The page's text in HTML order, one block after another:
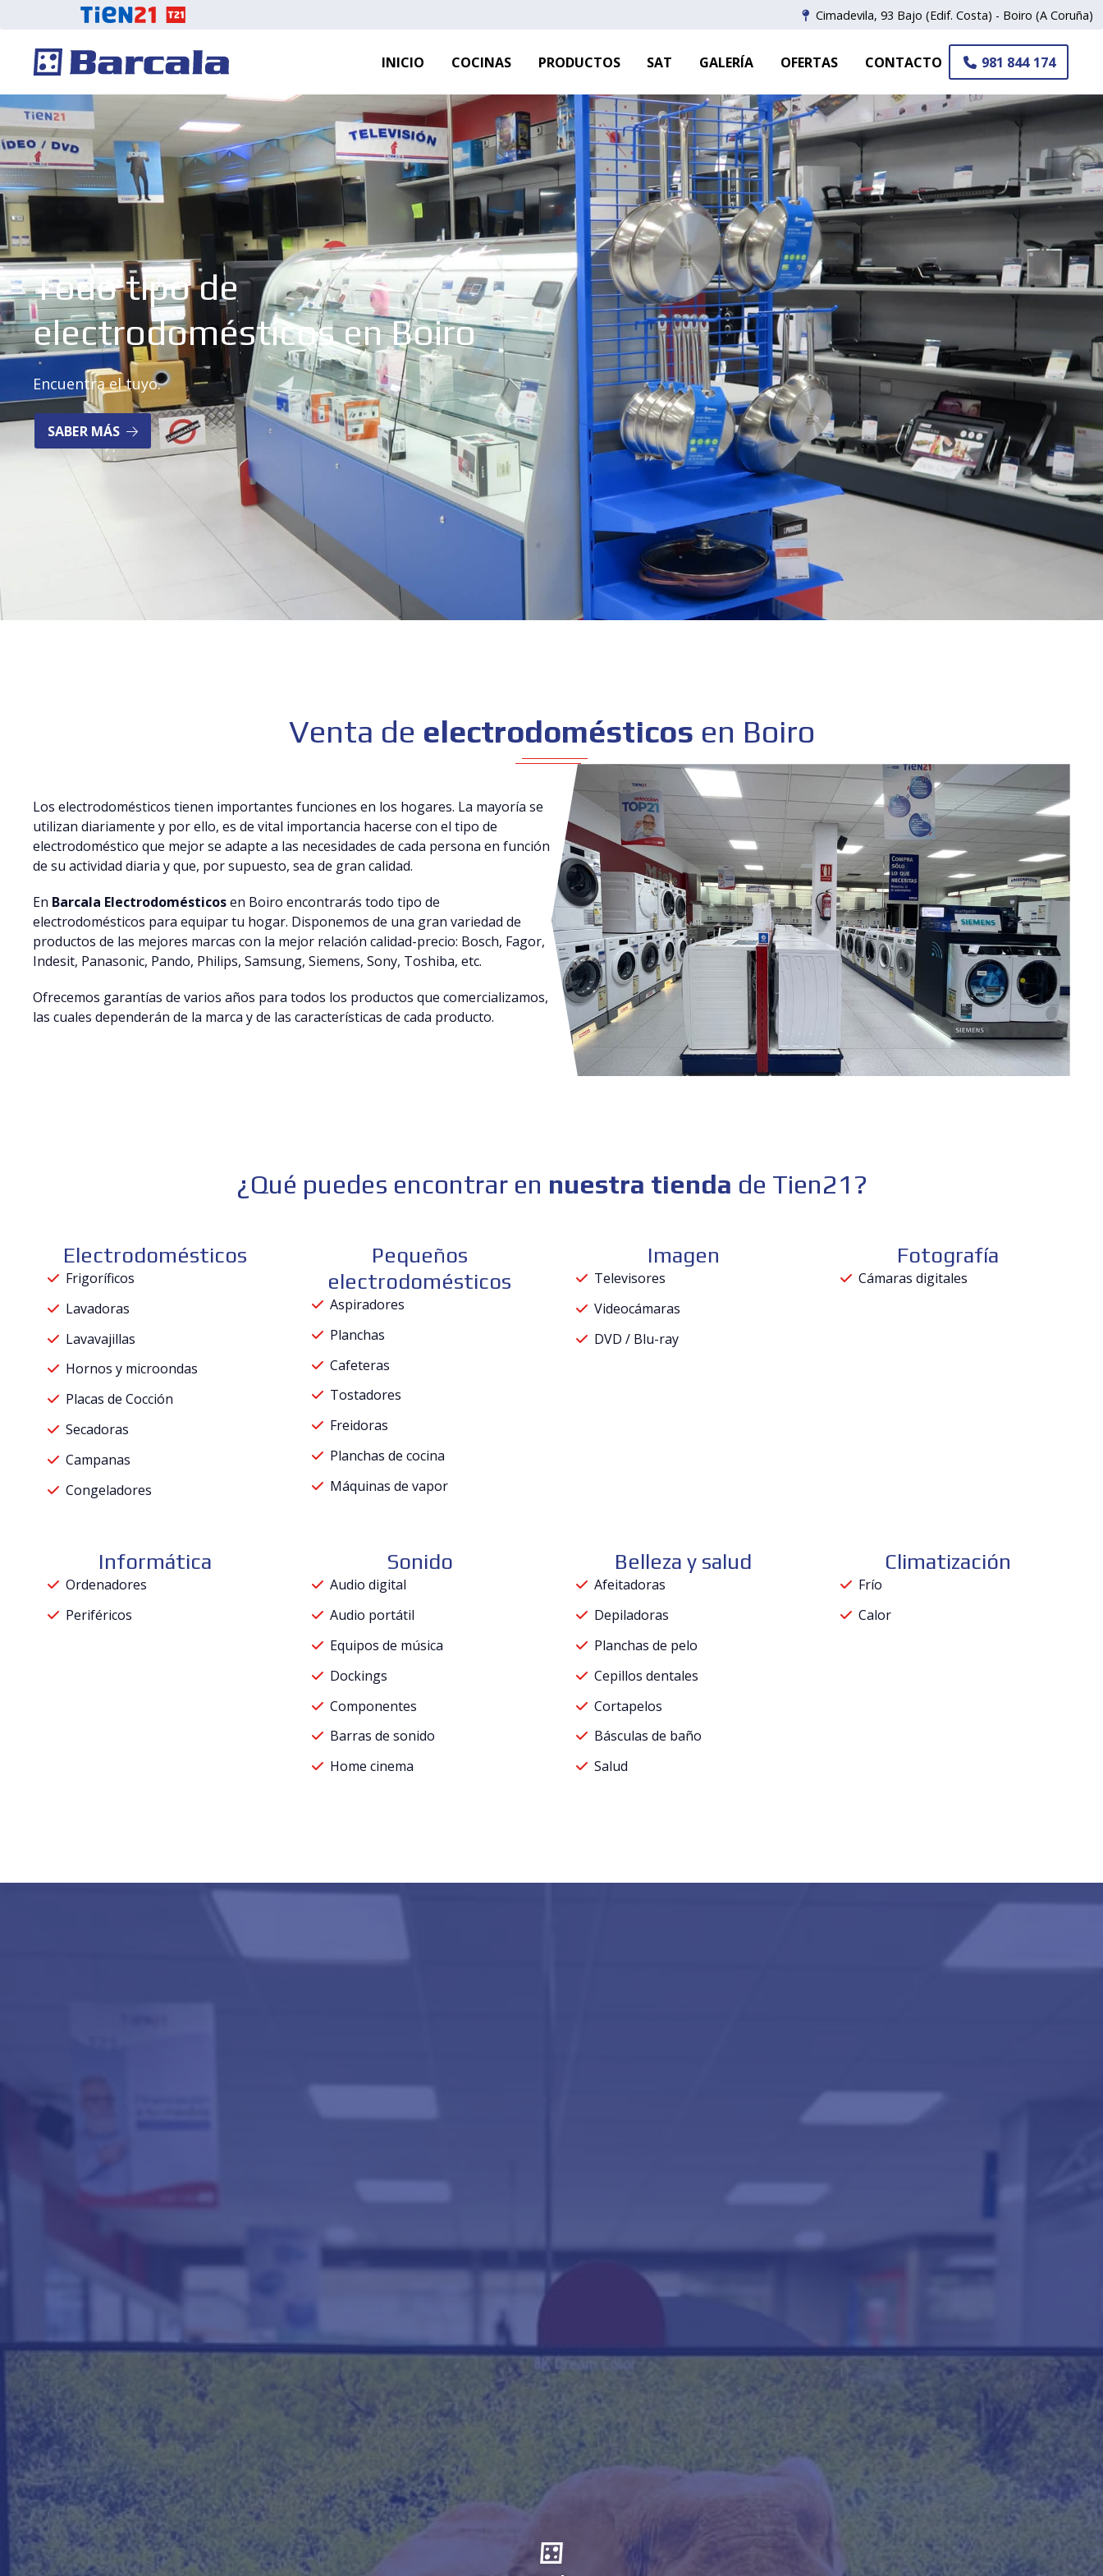
Cimadevila, 93 Bajo (Edif. Costa) - Boiro (A Coruña)
INICIO COCINAS PRODUCTOS SAT GALERÍA OFERTAS CONTACTO 981 844 174
Todo tipo de
electrodomésticos en Boiro
Encuentra el tuyo.
SABER MÁS
Venta de electrodomésticos en Boiro
Los electrodomésticos tienen importantes funciones en los hogares. La mayoría se
utilizan diariamente y por ello, es de vital importancia hacerse con el tipo de
electrodoméstico que mejor se adapte a las necesidades de cada persona en función
de su actividad diaria y que, por supuesto, sea de gran calidad.
En Barcala Electrodomésticosen Boiro encontrarás todo tipo de
electrodomésticos para equipar tu hogar. Disponemos de una gran variedad de
productos de las mejores marcas con la mejor relación calidad-precio: Bosch, Fagor,
Indesit, Panasonic, Pando, Philips, Samsung, Siemens, Sony, Toshiba, etc.
Ofrecemos garantías de varios años para todos los productos que comercializamos,
las cuales dependerán de la marca y de las características de cada producto.
¿Qué puedes encontrar en nuestra tienda de Tien21?
Electrodomésticos
Frigoríficos
Lavadoras
Lavavajillas
Hornos y microondas
Placas de Cocción
Secadoras
Campanas
Congeladores
Pequeños
electrodomésticos
Aspiradores
Planchas
Cafeteras
Tostadores
Freidoras
Planchas de cocina
Máquinas de vapor
Imagen
Televisores
Videocámaras
DVD / Blu-ray
Fotografía
Cámaras digitales
Informática
Ordenadores
Periféricos
Sonido
Audio digital
Audio portátil
Equipos de música
Dockings
Componentes
Barras de sonido
Home cinema
Belleza y salud
Afeitadoras
Depiladoras
Planchas de pelo
Cepillos dentales
Cortapelos
Básculas de baño
Salud
Climatización
Frío
Calor